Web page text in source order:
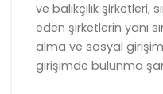
ve balıkçılık şirketleri,
eden şirketlerin yanı
alma ve sosyal
girişimde bulunma